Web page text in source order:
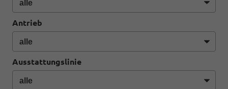
Antrieb
Ausstattungslinie